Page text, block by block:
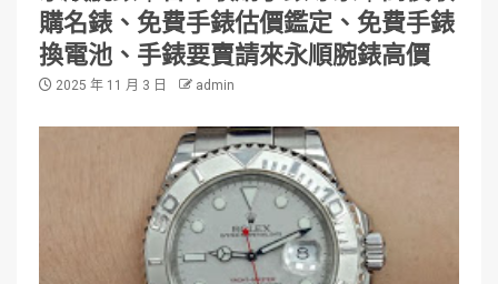
購名錶、免費手錶估價鑑定、免費手錶
換電池、手錶要賣請來永順腕錶高價
2025 年 11 月 3 日 admin